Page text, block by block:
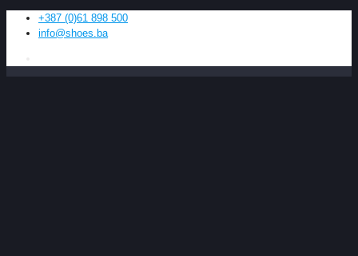
+387 (0)61 898 500
info@shoes.ba